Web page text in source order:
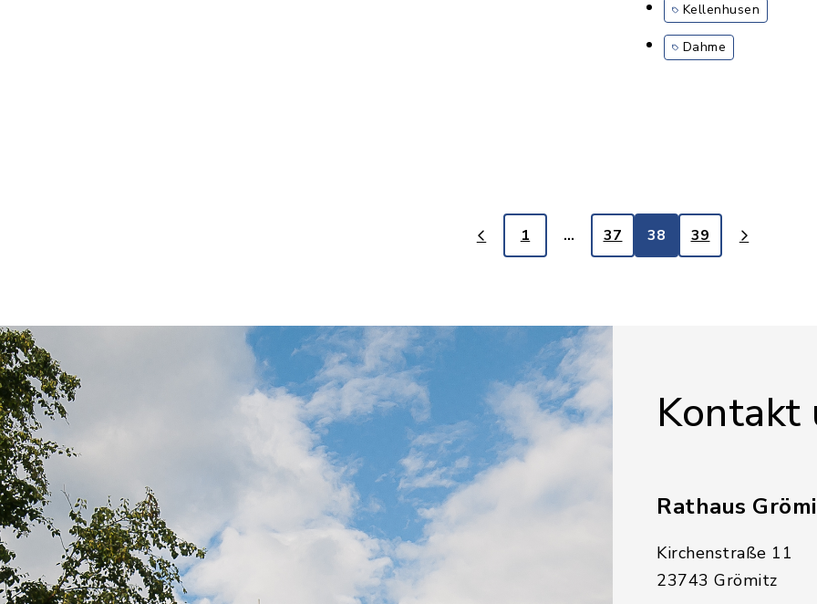
Kellenhusen
Dahme
1 … 37 38 39
Kontakt
Rathaus
Kirchenstraße 11
23743 Grömitz